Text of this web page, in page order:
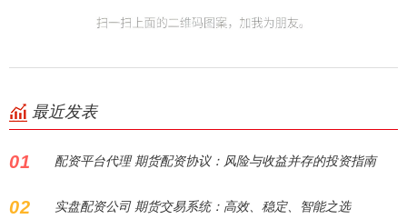
最近发表
01 配资平台代理 期货配资协议：风险与收益并存的投资指南
02 实盘配资公司 期货交易系统：高效、稳定、智能之选